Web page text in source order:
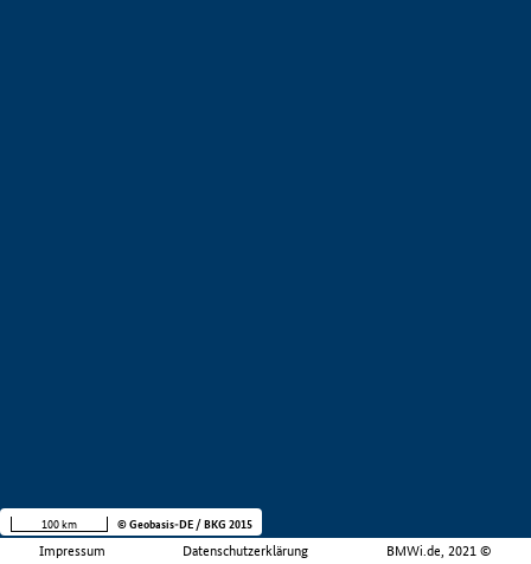
Impressum Datenschutzerklärung BMWi.de, 2021 ©
100 km © Geobasis-DE / BKG 2015